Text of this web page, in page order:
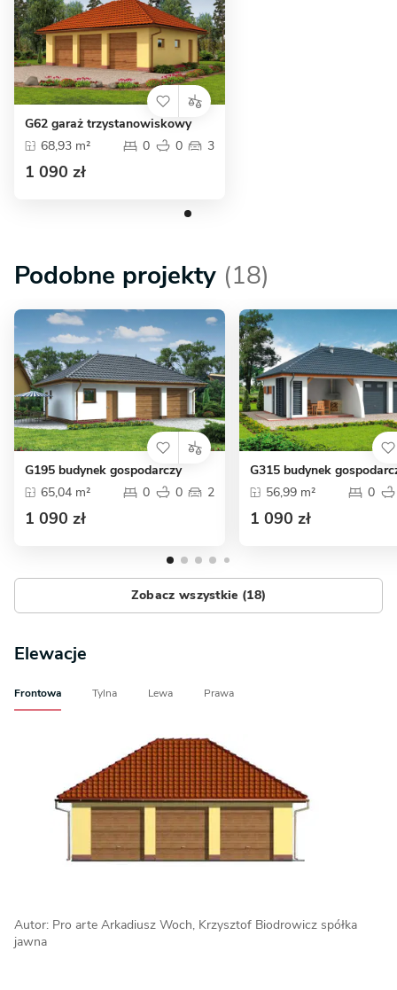
G62 garaż trzystanowiskowy
68,93 m²
0 0 3
1 090 zł
Podobne projekty (18)
G195 budynek gospodarczy
65,04 m²
0 0 2
1 090 zł
G315 budynek
56,99 m²
0
1 090 zł
Zobacz wszystkie (18)
Elewacje
Frontowa Tylna Lewa Prawa
Autor: Pro arte Arkadiusz Woch, Krzysztof Biodrowicz spółka
jawna